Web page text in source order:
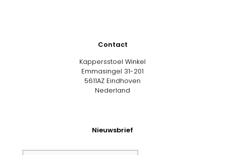
Contact
Kappersstoel Winkel
Emmasingel 31-201
5611AZ Eindhoven
Nederland
Nieuwsbrief